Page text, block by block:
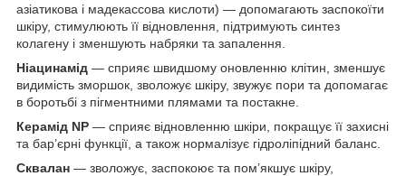
азіатикова і мадекассова кислоти) — допомагають заспокоїти
шкіру, стимулюють її відновлення, підтримують синтез
колагену і зменшують набряки та запалення.
Ніацинамід — сприяє швидшому оновленню клітин, зменшує
видимість зморшок, зволожує шкіру, звужує пори та допомагає
в боротьбі з пігментними плямами та постакне.
Керамід NP — сприяє відновленню шкіри, покращує її захисні
та бар’єрні функції, а також нормалізує гідроліпідний баланс.
Сквалан — зволожує, заспокоює та пом’якшує шкіру,